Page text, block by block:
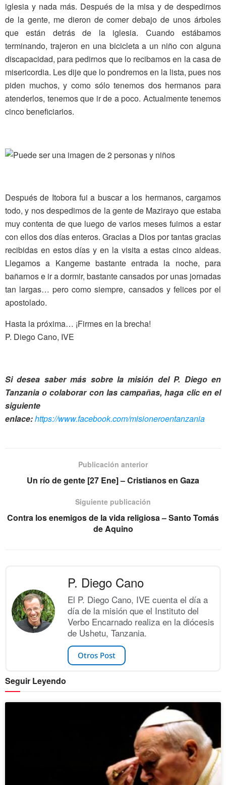
iglesia y nada más. Después de la misa y de despedirnos
de la gente, me dieron de comer debajo de unos árboles
que están detrás de la iglesia. Cuando estábamos
terminando, trajeron en una bicicleta a un niño con alguna
discapacidad, para pedirnos que lo recibamos en la casa de
misericordia. Les dije que lo pondremos en la lista, pues nos
piden muchos, y como sólo tenemos dos hermanos para
atenderlos, tenemos que ir de a poco. Actualmente tenemos
cinco beneficiarios.
Después de Itobora fui a buscar a los hermanos, cargamos
todo, y nos despedimos de la gente de Mazirayo que estaba
muy contenta de que luego de varios meses fuimos a estar
con ellos dos días enteros. Gracias a Dios por tantas gracias
recibidas en estos días y en la visita a estas cinco aldeas.
Llegamos a Kangeme bastante entrada la noche, para
bañarnos e ir a dormir, bastante cansados por unas jornadas
tan largas… pero como siempre, cansados y felices por el
apostolado.
Hasta la próxima… ¡Firmes en la brecha!
P. Diego Cano, IVE
Si desea saber más sobre la misión del P. Diego en
Tanzania o colaborar con las campañas, haga clic en el
siguiente
enlace:https://www.facebook.com/misioneroentanzania
Publicación anterior
Un río de gente [27 Ene] – Cristianos en Gaza
Siguiente publicación
Contra los enemigos de la vida religiosa – Santo Tomás
de Aquino
P. Diego Cano
El P. Diego Cano, IVE cuenta el día a
día de la misión que el Instituto del
Verbo Encarnado realiza en la diócesis
de Ushetu, Tanzania.
Otros Post
Seguir Leyendo